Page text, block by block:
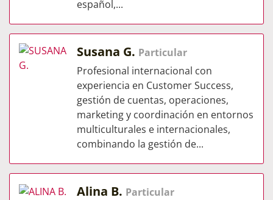
español,...
Susana G. Particular
Profesional internacional con
experiencia en Customer Success,
gestión de cuentas, operaciones,
marketing y coordinación en entornos
multiculturales e internacionales,
combinando la gestión de...
Alina B. Particular